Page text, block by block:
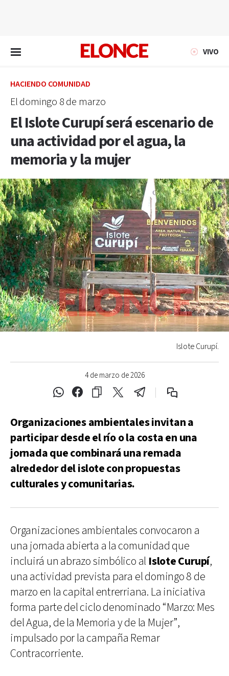
VIVO
HACIENDO COMUNIDAD
El domingo 8 de marzo
El Islote Curupí será escenario de
una actividad por el agua, la
memoria y la mujer
4 de marzo de 2026
Islote Curupí.
Organizaciones ambientales invitan a
participar desde el río o la costa en una
jornada que combinará una remada
alrededor del islote con propuestas
culturales y comunitarias.
Organizaciones ambientales convocaron a
una jornada abierta a la comunidad que
incluirá un abrazo simbólico al Islote Curupí,
una actividad prevista para el domingo 8 de
marzo en la capital entrerriana. La iniciativa
forma parte del ciclo denominado “Marzo: Mes
del Agua, de la Memoria y de la Mujer”,
impulsado por la campaña Remar
Contracorriente.